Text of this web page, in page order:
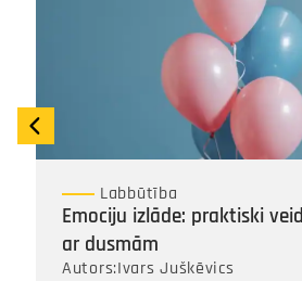
Labbūtība
Emociju izlāde: praktiski
ar dusmām
Autors:Ivars Juškēvics